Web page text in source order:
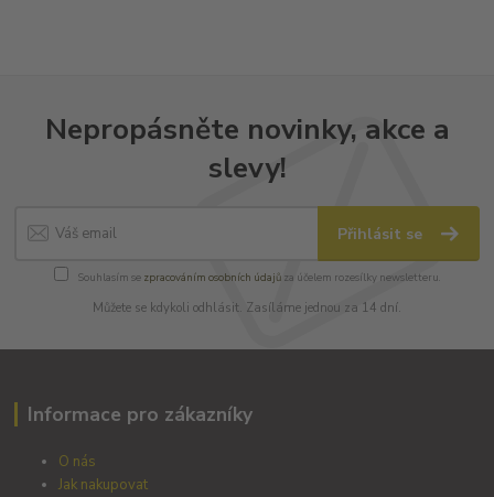
Nepropásněte novinky, akce a
slevy!
Přihlásit se
Souhlasím se zpracováním osobních údajůza účelem rozesílky newsletteru.
Můžete se kdykoli odhlásit. Zasíláme jednou za 14 dní.
Informace pro zákazníky
O nás
Jak nakupovat